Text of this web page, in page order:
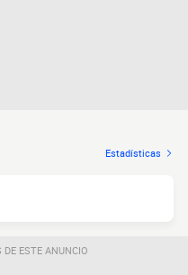
Estadísticas
ESTE ANUNCIO